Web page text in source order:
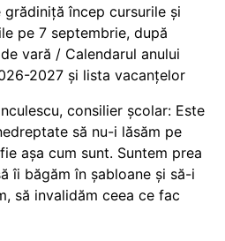
încep cursurile și
pe 7 septembrie, după
vară / Calendarul anului
2027 și lista vacanțelor
consilier școlar: Este
să nu-i lăsăm pe
așa cum sunt. Suntem prea
îi băgăm în șabloane și să-i
să invalidăm ceea ce fac